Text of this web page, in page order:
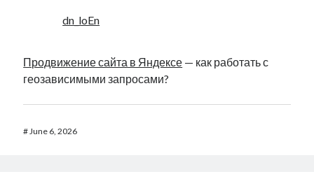
dn_loEn
Продвижение сайта в Яндексе — как работать с
геозависимыми запросами?
#June 6, 2026